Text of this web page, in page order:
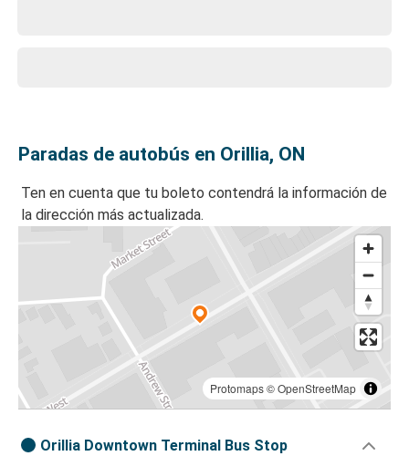
Paradas de autobús en Orillia, ON
Ten en cuenta que tu boleto contendrá la información de
la dirección más actualizada.
Protomaps©OpenStreetMap
Orillia Downtown Terminal Bus Stop